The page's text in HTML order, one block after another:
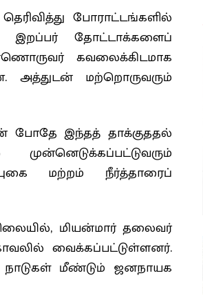
போராட்டங்களில்
இறப்பர் தோட்டாக்களைப்
கவலைக்கிடமாக
அத்துடன் மற்றொருவரும்
போதே இந்தத் தாக்குததல்
மற்றம் நீர்த்தாரைப்
மியன்மார் தலைவர்
வைக்கப்பட்டுள்ளனர்.
மீண்டும் ஜனநாயக